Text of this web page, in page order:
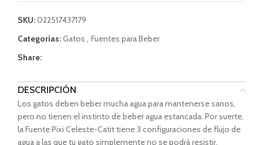
SKU:022517437179
Categorías:Gatos, Fuentes para Beber
Share:
DESCRIPCIÓN
Los gatos deben beber mucha agua para mantenerse sanos,
pero no tienen el instinto de beber agua estancada. Por suerte,
la Fuente Pixi Celeste-Catit tiene 3 configuraciones de flujo de
agua a las que tu gato simplemente no se podrá resistir.